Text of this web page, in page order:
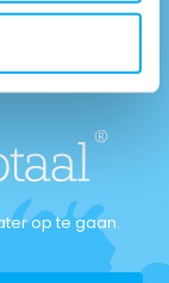
op te gaan.